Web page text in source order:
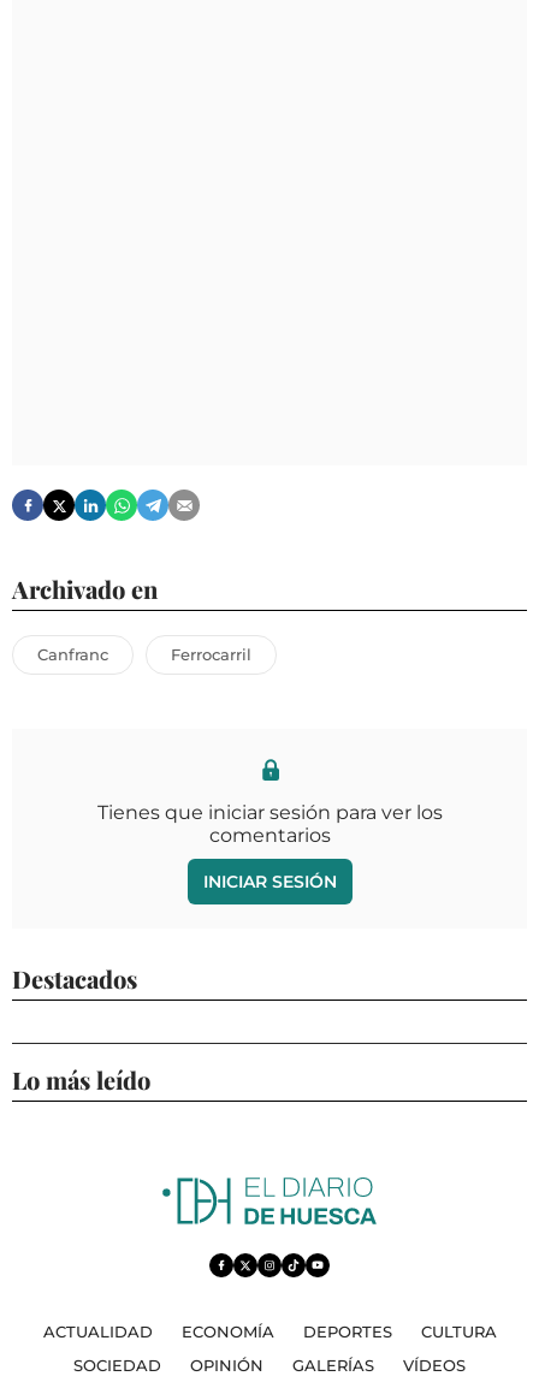
Archivado en
Canfranc Ferrocarril
Tienes que iniciar sesión para ver los
comentarios
INICIAR SESIÓN
Destacados
Lo más leído
ACTUALIDAD ECONOMÍA DEPORTES
CULTURA
SOCIEDAD
OPINIÓN GALERÍAS VÍDEOS